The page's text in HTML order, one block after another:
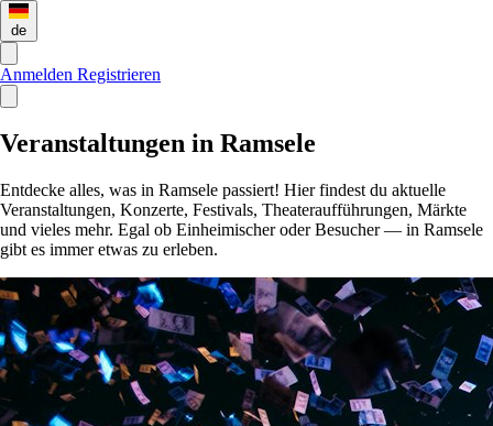
de
Anmelden Registrieren
Veranstaltungen in Ramsele
Entdecke alles, was in Ramsele passiert! Hier findest du aktuelle
Veranstaltungen, Konzerte, Festivals, Theateraufführungen, Märkte
und vieles mehr. Egal ob Einheimischer oder Besucher — in Ramsele
gibt es immer etwas zu erleben.